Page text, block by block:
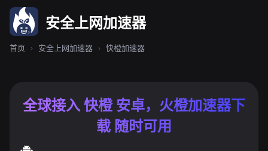
安全上网加速器
首页 › 安全上网加速器 › 快橙加速器
全球接入 快橙 安卓，火橙加速器下
载 随时可用